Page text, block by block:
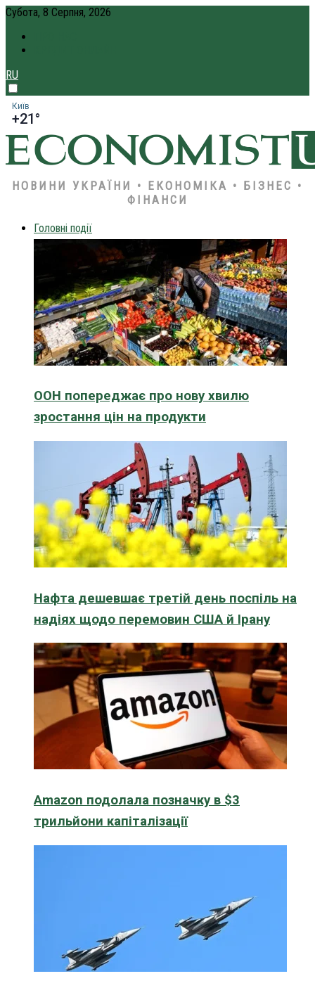
Субота, 8 Серпня, 2026
RU
Київ
+21°
НОВИНИ УКРАЇНИ • ЕКОНОМІКА • БІЗНЕС •
ФІНАНСИ
Головні події
ООН попереджає про нову хвилю
зростання цін на продукти
Нафта дешевшає третій день поспіль на
надіях щодо перемовин США й Ірану
Amazon подолала позначку в $3
трильйони капіталізації